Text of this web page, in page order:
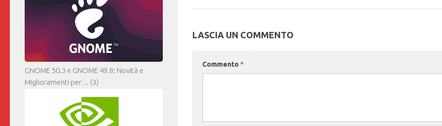
LASCIA UN COMMENTO
Commento *
GNOME 50.3 e GNOME 49.8: Novità e
Miglioramenti per… (3)